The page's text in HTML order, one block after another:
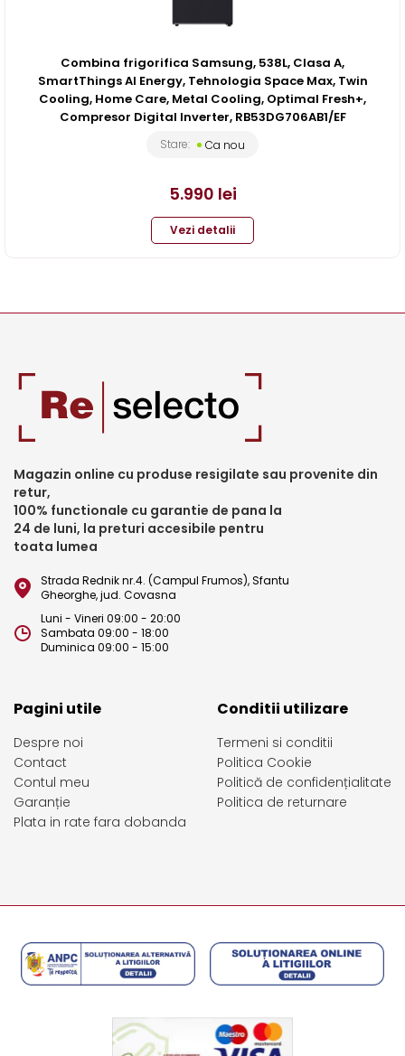
Combina frigorifica Samsung, 538L, Clasa A,
SmartThings AI Energy, Tehnologia Space Max, Twin
Cooling, Home Care, Metal Cooling, Optimal Fresh+,
Compresor Digital Inverter, RB53DG706AB1/EF
Stare: Ca nou
5.990 lei
Vezi detalii
Magazin online cu produse resigilate sau provenite din
retur,
100% functionale cu garantie de pana la
24 de luni, la preturi accesibile pentru
toata lumea
Strada Rednik nr.4. (Campul Frumos), Sfantu
Gheorghe, jud. Covasna
Luni - Vineri 09:00 - 20:00
Sambata 09:00 - 18:00
Duminica 09:00 - 15:00
Pagini utile
Despre noi
Contact
Contul meu
Garanție
Plata in rate fara dobanda
Conditii utilizare
Termeni si conditii
Politica Cookie
Politică de confidențialitate
Politica de returnare